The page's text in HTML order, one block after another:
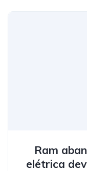
Ram
elétrica